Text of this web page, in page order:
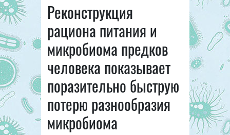
Реконструкция
рациона питания и
микробиома предков
человека показывает
поразительно быструю
потерю разнообразия
микробиома